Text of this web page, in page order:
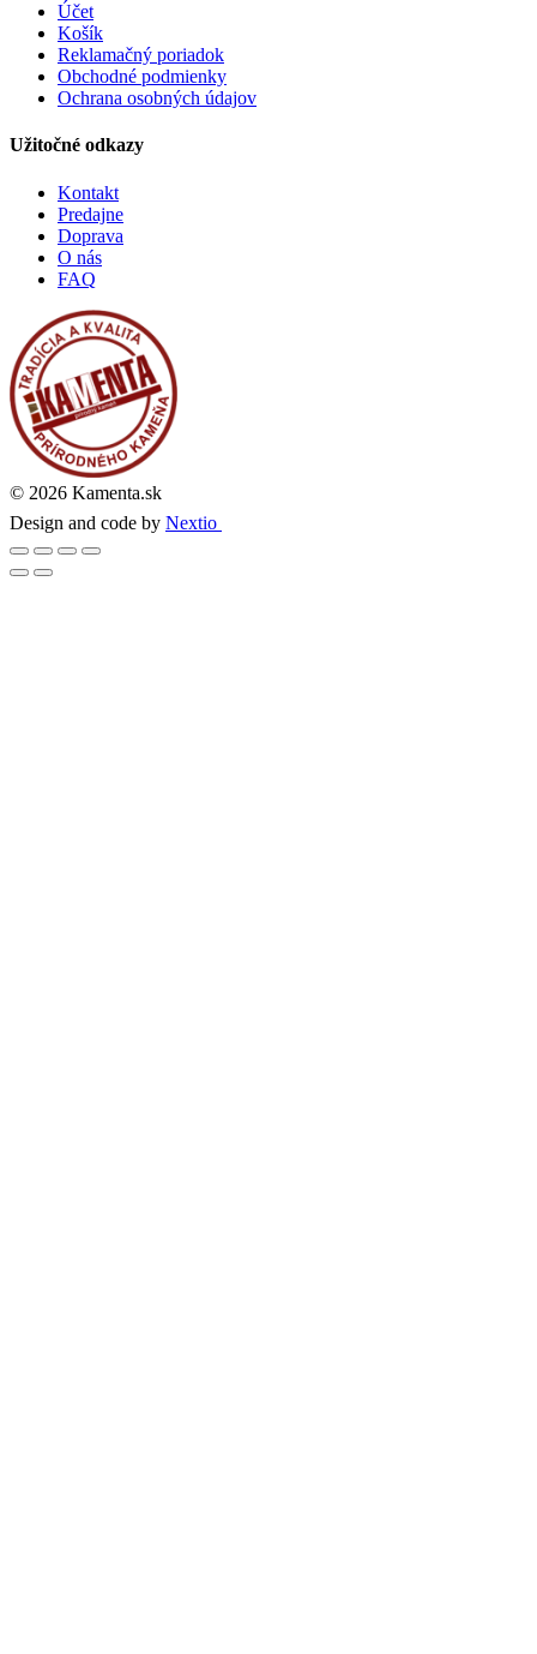
Účet
Košík
Reklamačný poriadok
Obchodné podmienky
Ochrana osobných údajov
Užitočné odkazy
Kontakt
Predajne
Doprava
O nás
FAQ
© 2026 Kamenta.sk
Design and code by Nextio